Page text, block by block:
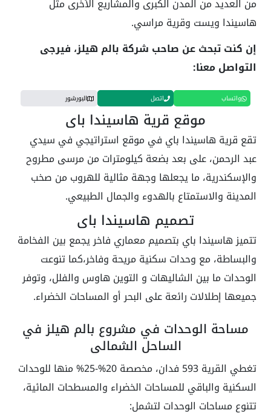
من العديد من المدن الكبرى والمشاريع الأخرى مثل
هاسيندا ويست وقرية مراسي.
إن كنت تبحث عن صاحب شركة بالم هيلز، فيرجى
التواصل معنا:
واتساب اتصل البورشور
موقع قرية هاسيندا باي
تقع قرية هاسيندا باي في موقع استراتيجي في سيدي
عبد الرحمن، على بعد بضعة كيلومترات من مرسى مطروح
والإسكندرية، ما يجعلها وجهة مثالية للهروب من صخب
المدينة والاستمتاع بالهدوء والجمال الطبيعي.
تصميم هاسيندا باي
تتميز هاسيندا باي بتصميم معماري فاخر يجمع بين الفخامة
والبساطة، مع وحدات سكنية مريحة وفاخر،كما تنوعت
الوحدات ما بين الشاليهات و التوين هاوس والفلل، وتوفر
جميعها إطلالات رائعة على البحر أو المساحات الخضراء.
مساحة الوحدات في مشروع بالم هيلز في
الساحل الشمالي
تغطي القرية 593 فدان، مخصصة 20%-25% منها للوحدات
السكنية والباقي للمساحات الخضراء والمسطحات المائية،
تتنوع مساحات الوحدات لتشمل: